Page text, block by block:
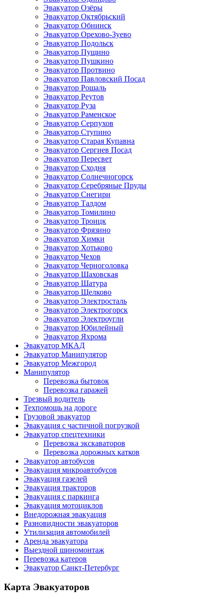
Эвакуатор Озёры
Эвакуатор Октябрьский
Эвакуатор Обнинск
Эвакуатор Орехово-Зуево
Эвакуатор Подольск
Эвакуатор Пущино
Эвакуатор Пушкино
Эвакуатор Протвино
Эвакуатор Павловский Посад
Эвакуатор Рошаль
Эвакуатор Реутов
Эвакуатор Руза
Эвакуатор Раменское
Эвакуатор Серпухов
Эвакуатор Ступино
Эвакуатор Старая Купавна
Эвакуатор Сергиев Посад
Эвакуатор Пересвет
Эвакуатор Сходня
Эвакуатор Солнечногорск
Эвакуатор Серебряные Пруды
Эвакуатор Снегири
Эвакуатор Талдом
Эвакуатор Томилино
Эвакуатор Троицк
Эвакуатор Фрязино
Эвакуатор Химки
Эвакуатор Хотьково
Эвакуатор Чехов
Эвакуатор Черноголовка
Эвакуатор Шаховская
Эвакуатор Шатура
Эвакуатор Щелково
Эвакуатор Электросталь
Эвакуатор Электрогорск
Эвакуатор Электроугли
Эвакуатор Юбилейный
Эвакуатор Яхрома
Эвакуатор МКАД
Эвакуатор Манипулятор
Эвакуатор Межгород
Манипулятор
Перевозка бытовок
Перевозка гаражей
Трезвый водитель
Техпомощь на дороге
Грузовой эвакуатор
Эвакуация с частичной погрузкой
Эвакуатор спецтехники
Перевозка экскаваторов
Перевозка дорожных катков
Эвакуатор автобусов
Эвакуация микроавтобусов
Эвакуация газелей
Эвакуация тракторов
Эвакуация с паркинга
Эвакуация мотоциклов
Внедорожная эвакуация
Разновидности эвакуаторов
Утилизация автомобилей
Аренда эвакуатора
Выездной шиномонтаж
Перевозка катеров
Эвакуатор Санкт-Петербург
Карта Эвакуаторов